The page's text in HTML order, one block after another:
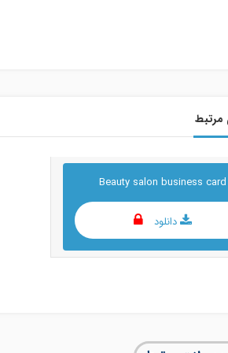
مرتبط
Beauty salon business card
دانلود